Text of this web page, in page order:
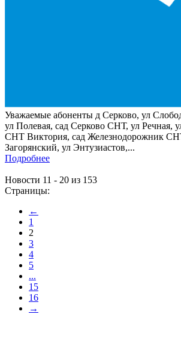
Уважаемые абоненты д Серково, ул
ул Полевая, сад Серково СНТ, ул Речная,
СНТ Виктория, сад Железнодорожник
Загорянский, ул Энтузиастов,...
Подробнее
Новости 11 - 20 из 153
Страницы:
←
1
2
3
4
5
...
15
16
→